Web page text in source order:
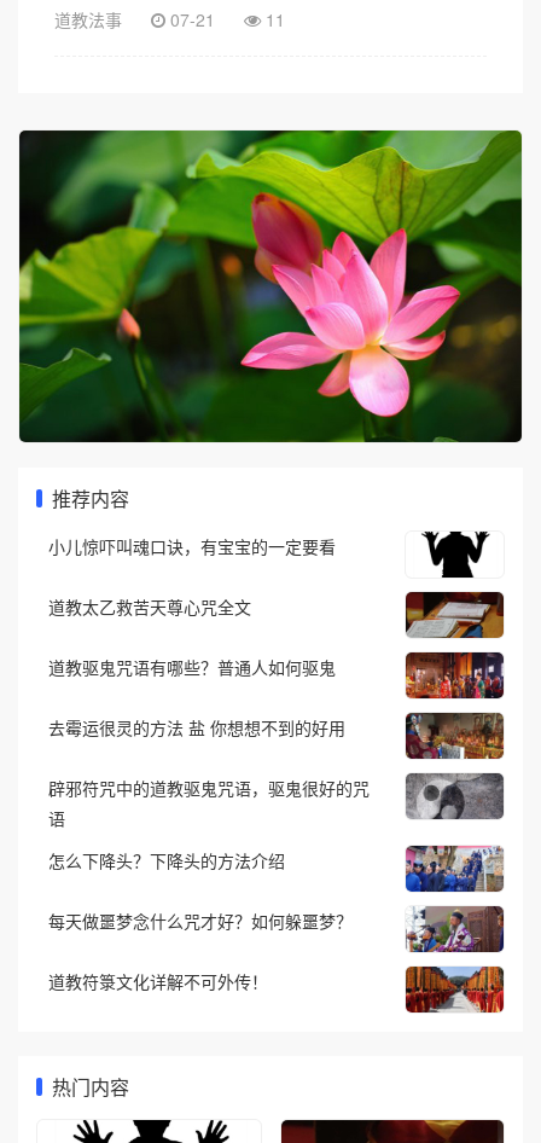
道教法事
07-21 11
推荐内容
小儿惊吓叫魂口诀，有宝宝的一定要看
道教太乙救苦天尊心咒全文
道教驱鬼咒语有哪些？普通人如何驱鬼
去霉运很灵的方法 盐 你想想不到的好用
辟邪符咒中的道教驱鬼咒语，驱鬼很好的咒
语
怎么下降头？下降头的方法介绍
每天做噩梦念什么咒才好？如何躲噩梦？
道教符箓文化详解不可外传！
热门内容